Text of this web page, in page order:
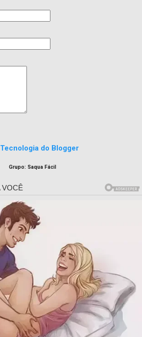
Tecnologia do Blogger
Grupo: Saqua Fácil